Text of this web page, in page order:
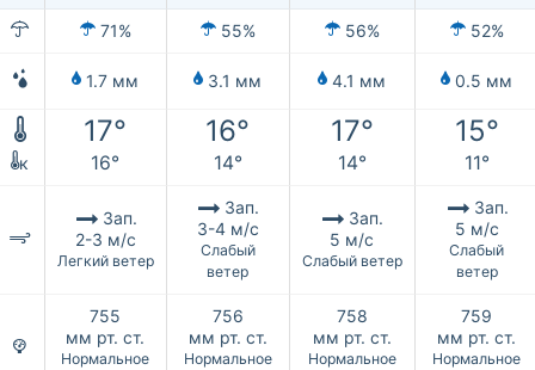
71% 55% 56% 52%
1.7 мм 3.1 мм 4.1 мм 0.5 мм
17° 16° 17° 15°
к 16° 14° 14° 11°
Зап.
2-3 м/с
Легкий ветер
Зап.
3-4 м/с
Слабый
ветер
Зап.
5 м/с
Слабый ветер
Зап.
5 м/с
Слабый
ветер
755
мм рт. ст.
Нормальное
756
мм рт. ст.
Нормальное
758
мм рт. ст.
Нормальное
759
мм рт. ст.
Нормальное